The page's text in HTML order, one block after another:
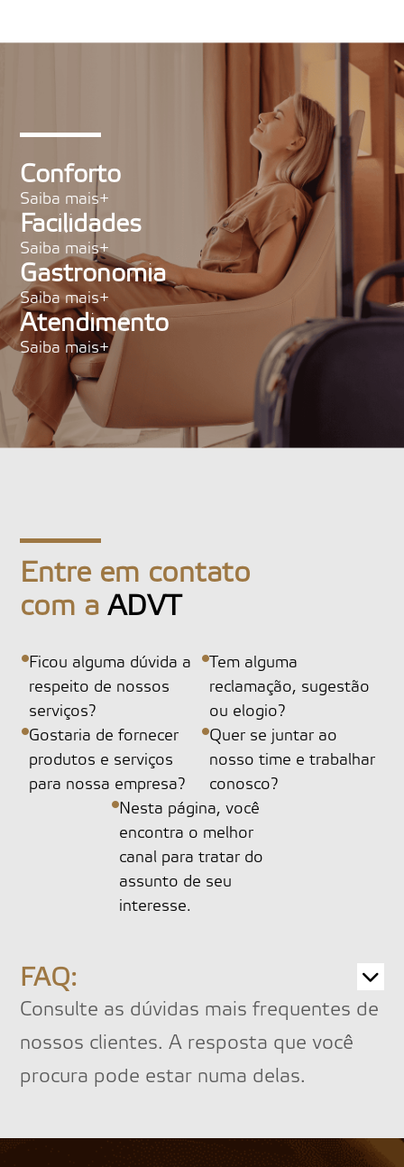
Conforto
Saiba mais+
Facilidades
Saiba mais+
Gastronomia
Saiba mais+
Atendimento
Saiba mais+
Entre em contato
com aADVT
Ficou alguma dúvida a
respeito de nossos
serviços?
Tem alguma
reclamação, sugestão
ou elogio?
Gostaria de fornecer
produtos e serviços
para nossa empresa?
Quer se juntar ao
nosso time e trabalhar
conosco?
Nesta página, você
encontra o melhor
canal para tratar do
assunto de seu
interesse.
FAQ:
Consulte as dúvidas mais frequentes de
nossos clientes. A resposta que você
procura pode estar numa delas.